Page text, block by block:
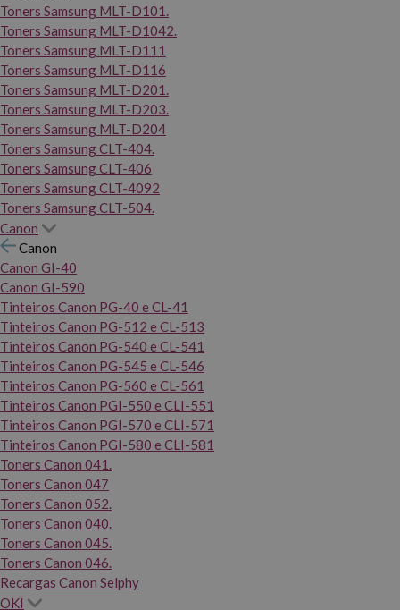
Toners Samsung MLT-D101.
Toners Samsung MLT-D1042.
Toners Samsung MLT-D111
Toners Samsung MLT-D116
Toners Samsung MLT-D201.
Toners Samsung MLT-D203.
Toners Samsung MLT-D204
Toners Samsung CLT-404.
Toners Samsung CLT-406
Toners Samsung CLT-4092
Toners Samsung CLT-504.
Canon
Canon
Canon GI-40
Canon GI-590
Tinteiros Canon PG-40 e CL-41
Tinteiros Canon PG-512 e CL-513
Tinteiros Canon PG-540 e CL-541
Tinteiros Canon PG-545 e CL-546
Tinteiros Canon PG-560 e CL-561
Tinteiros Canon PGI-550 e CLI-551
Tinteiros Canon PGI-570 e CLI-571
Tinteiros Canon PGI-580 e CLI-581
Toners Canon 041.
Toners Canon 047
Toners Canon 052.
Toners Canon 040.
Toners Canon 045.
Toners Canon 046.
Recargas Canon Selphy
OKI